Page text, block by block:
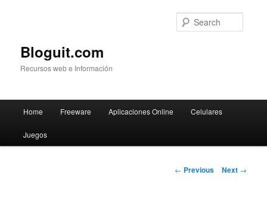
Bloguit.com
Recursos web e Información
Skip
to
Home Freeware Aplicaciones Online Celulares
Juegos
Post
← Previous Next →